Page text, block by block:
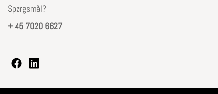
Spørgsmål?
+ 45 7020 6627